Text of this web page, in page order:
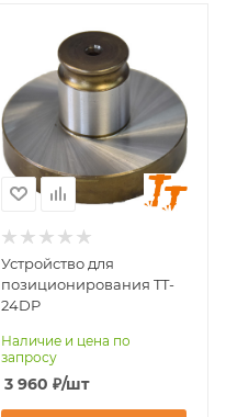
Устройство для
позиционирования TT-
24DP
Наличие и цена по
запросу
3 960 ₽/шт